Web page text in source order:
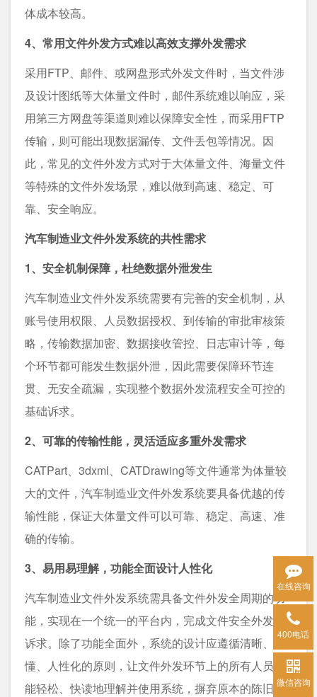
体成本较高。
4、常用文件外发方式难以高效支撑外发需求
采用FTP、邮件、或网盘形式外发文件时，当文件涉
及设计图纸等大体量文件时，邮件系统难以响应，采
用第三方网盘等渠道则难以保障安全性，而采用FTP
传输，则可能出现数据漏传、文件丢包等情况。因
此，常见的文件外发方式对于大体量文件、海量文件
等特殊的文件外发场景，难以做到高速、稳定、可
靠、安全响应。
汽车制造业文件外发系统的共性需求
1、安全机制保障，杜绝数据外泄发生
汽车制造业文件外发系统需要有完善的安全机制，从
账号使用权限、人员数据授权、到传输的审批审核策
略，传输数据加密、数据接收管控、日志审计等，每
个环节都可能发生数据外泄，因此需要保障环节连
贯、无安全疏漏，实现整个数据外发流程安全可控的
基础诉求。
2、可靠的传输性能，灵活适应多重外发需求
CATPart、3dxml、CATDrawing等文件通常为体量较
大的文件，汽车制造业文件外发系统要具备优越的传
输性能，保证大体量文件可以可靠、稳定、高速、准
确的传输。
3、易用易理解，功能全面设计人性化
汽车制造业文件外发系统需具备文件外发全周期的功
能，实现在一个统一的平台内，完成文件安全外发的
诉求。除了功能全面外，系统的设计应遵循清晰、易
懂、人性化的原则，让文件外发环节上的所有人员都
能轻松、快读地理解并使用系统，摒弃原本的陈旧、
在线咨询
400电话
微信咨询